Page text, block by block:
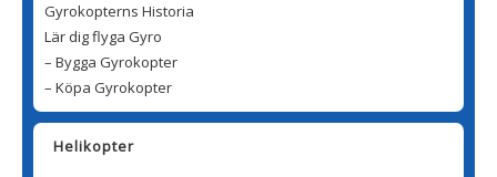
Gyrokopterns Historia
Lär dig flyga Gyro
– Bygga Gyrokopter
– Köpa Gyrokopter
Helikopter